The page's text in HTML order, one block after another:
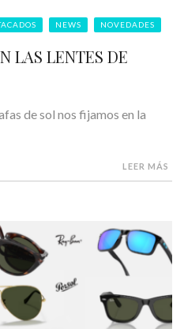
NEWS NOVEDADES
LAS LENTES DE
de sol nos fijamos en la
LEER MÁS